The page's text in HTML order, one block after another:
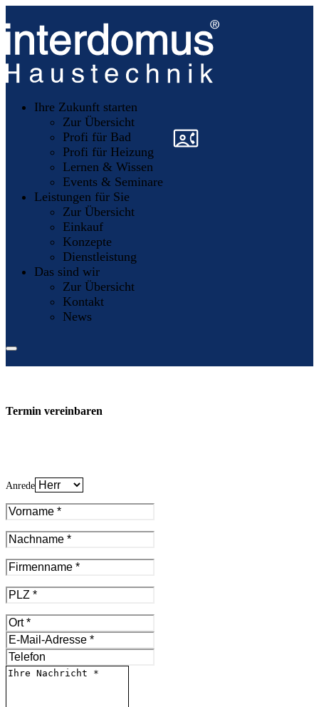
Ihre Zukunft starten
Zur Übersicht
Profi für Bad
Profi für Heizung
Lernen & Wissen
Events & Seminare
Leistungen für Sie
Zur Übersicht
Einkauf
Konzepte
Dienstleistung
Das sind wir
Zur Übersicht
Kontakt
News
»
Termin vereinbaren
Anrede